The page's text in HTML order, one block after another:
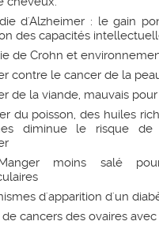
d'Alzheimer : le gain
des capacités
de Crohn et
contre le cancer de la
de la viande, mauvais
du poisson, des huiles
diminue le risque
moins salé
d'apparition d'un
de cancers des ovaires